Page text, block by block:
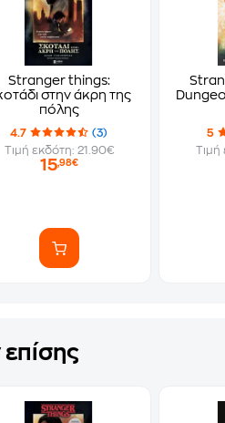
Stranger things:
στην άκρη της
πόλης
4.7
(3)
Τιμή εκδότη: 21.90€
15,98€
5
Τιμή
επίσης